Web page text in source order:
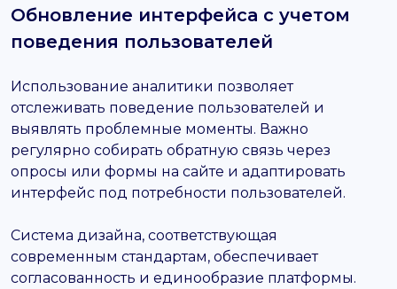
Обновление интерфейса с учетом
поведения пользователей
Использование аналитики позволяет
отслеживать поведение пользователей и
выявлять проблемные моменты. Важно
регулярно собирать обратную связь через
опросы или формы на сайте и адаптировать
интерфейс под потребности пользователей.
Система дизайна, соответствующая
современным стандартам, обеспечивает
согласованность и единообразие платформы.